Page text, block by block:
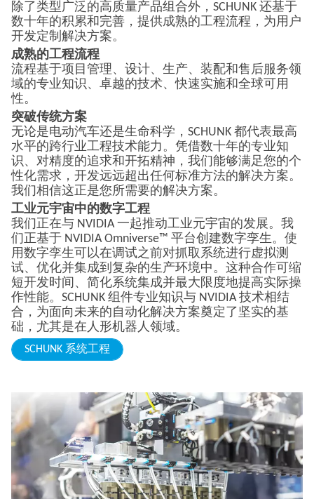
除了类型广泛的高质量产品组合外，SCHUNK 还基于
数十年的积累和完善，提供成熟的工程流程，为用户
开发定制解决方案。
成熟的工程流程
流程基于项目管理、设计、生产、装配和售后服务领
域的专业知识、卓越的技术、快速实施和全球可用
性。
突破传统方案
无论是电动汽车还是生命科学，SCHUNK 都代表最高
水平的跨行业工程技术能力。凭借数十年的专业知
识、对精度的追求和开拓精神，我们能够满足您的个
性化需求，开发远远超出任何标准方法的解决方案。
我们相信这正是您所需要的解决方案。
工业元宇宙中的数字工程
我们正在与 NVIDIA 一起推动工业元宇宙的发展。我
们正基于 NVIDIA Omniverse™ 平台创建数字孪生。使
用数字孪生可以在调试之前对抓取系统进行虚拟测
试、优化并集成到复杂的生产环境中。这种合作可缩
短开发时间、简化系统集成并最大限度地提高实际操
作性能。SCHUNK 组件专业知识与 NVIDIA 技术相结
合，为面向未来的自动化解决方案奠定了坚实的基
础，尤其是在人形机器人领域。
SCHUNK 系统工程